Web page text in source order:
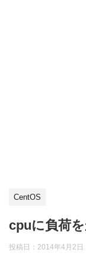
CentOS
cpuに負荷
投稿日： 2014年4月2日